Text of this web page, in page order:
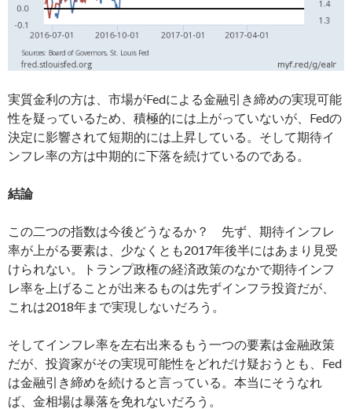
実質金利の方は、市場がFedによる金融引き締めの実現可能
性を疑っているため、積極的には上がっていないが、Fedの
決定に影響されて短期的には上昇している。そして期待イ
ンフレ率の方は中期的に下落を続けているのである。
結論
この二つの指数は今後どうなるか？ 先ず、期待インフレ
率が上がる要素は、少なくとも2017年後半にはあまり見受
けられない。トランプ政権の経済政策のなかで期待インフ
レ率を上げることが出来るものは先ずインフラ投資だが、
これは2018年まで実現しないだろう。
そしてインフレ率を左右出来るもう一つの要素は金融政策
だが、投資家がその実現可能性をどれだけ疑おうとも、Fed
は金融引き締めを続けると言っている。本当にそうなれ
ば、金相場は暴落を免れないだろう。